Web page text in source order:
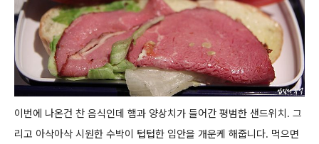
이번에 나온건 찬 음식인데 햄과 양상치가 들어간 평범한 샌드위치. 그
리고 아삭아삭 시원한 수박이 텁텁한 입안을 개운케 해줍니다. 먹으면